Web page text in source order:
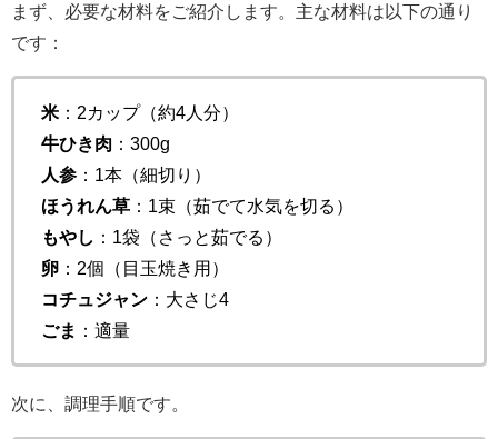
まず、必要な材料をご紹介します。主な材料は以下の通り
です：
米 ：2カップ（約4人分）
牛ひき肉 ：300g
人参 ：1本（細切り）
ほうれん草 ：1束（茹でて水気を切る）
もやし ：1袋（さっと茹でる）
卵 ：2個（目玉焼き用）
コチュジャン ：大さじ4
ごま
：適量
次に、調理手順です。